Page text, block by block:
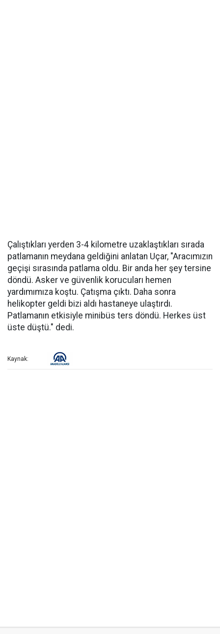
Çalıştıkları yerden 3-4 kilometre uzaklaştıkları sırada
patlamanın meydana geldiğini anlatan Uçar, "Aracımızın
geçişi sırasında patlama oldu. Bir anda her şey tersine
döndü. Asker ve güvenlik korucuları hemen
yardımımıza koştu. Çatışma çıktı. Daha sonra
helikopter geldi bizi aldı hastaneye ulaştırdı.
Patlamanın etkisiyle minibüs ters döndü. Herkes üst
üste düştü." dedi.
Kaynak: